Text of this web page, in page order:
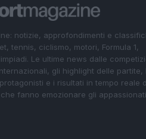
notizie, approfondimenti e
tennis, ciclismo, motori, Formula 1,
Le ultime news dalle
gli highlight delle partite,
e i risultati in tempo reale
fanno emozionare gli